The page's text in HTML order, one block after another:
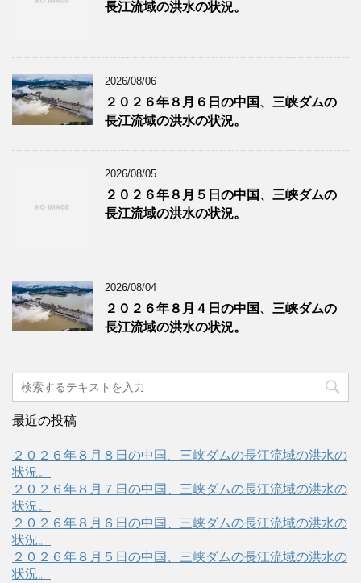
長江流域の洪水の状況。
2026/08/06
２０２６年８月６日の中国、三峡ダムの
長江流域の洪水の状況。
2026/08/05
２０２６年８月５日の中国、三峡ダムの
長江流域の洪水の状況。
2026/08/04
２０２６年８月４日の中国、三峡ダムの
長江流域の洪水の状況。
最近の投稿
２０２６年８月８日の中国、三峡ダムの長江流域の洪水の
状況。
２０２６年８月７日の中国、三峡ダムの長江流域の洪水の
状況。
２０２６年８月６日の中国、三峡ダムの長江流域の洪水の
状況。
２０２６年８月５日の中国、三峡ダムの長江流域の洪水の
状況。